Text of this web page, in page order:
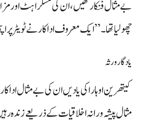
بے مثال فنکار تھیں، ان کی مسکراہٹ اور
چھو لیا تھا۔” ایک معروف اداکار نے ٹویٹر پر
یادگار ورثہ
کیتھرین اوہارا کی یادیں ان کی بے مثال
مثال پیشہ ورانہ اخلاقیات کے ذریعے زندہ